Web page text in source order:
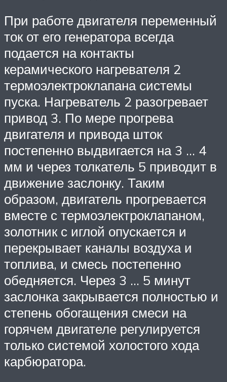
При работе двигателя переменный
ток от его генератора всегда
подается на контакты
керамического нагревателя 2
термоэлектроклапана системы
пуска. Нагреватель 2 разогревает
привод 3. По мере прогрева
двигателя и привода шток
постепенно выдвигается на 3 … 4
мм и через толкатель 5 приводит в
движение заслонку. Таким
образом, двигатель прогревается
вместе с термоэлектроклапаном,
золотник с иглой опускается и
перекрывает каналы воздуха и
топлива, и смесь постепенно
обедняется. Через 3 … 5 минут
заслонка закрывается полностью и
степень обогащения смеси на
горячем двигателе регулируется
только системой холостого хода
карбюратора.